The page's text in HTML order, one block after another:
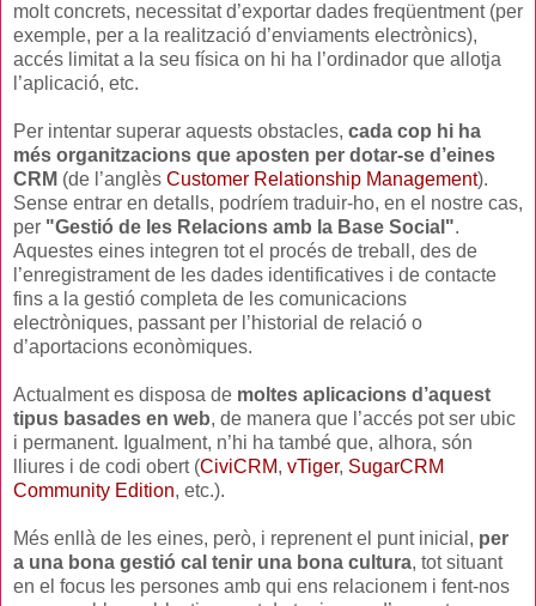
molt concrets, necessitat d’exportar dades freqüentment (per
exemple, per a la realització d’enviaments electrònics),
accés limitat a la seu física on hi ha l’ordinador que allotja
l’aplicació, etc.
Per intentar superar aquests obstacles, cada cop hi ha
més organitzacions que aposten per dotar-se d’eines
CRM (de l’anglès Customer Relationship Management).
Sense entrar en detalls, podríem traduir-ho, en el nostre cas,
per "Gestió de les Relacions amb la Base Social".
Aquestes eines integren tot el procés de treball, des de
l’enregistrament de les dades identificatives i de contacte
fins a la gestió completa de les comunicacions
electròniques, passant per l’historial de relació o
d’aportacions econòmiques.
Actualment es disposa de moltes aplicacions d’aquest
tipus basades en web, de manera que l’accés pot ser ubic
i permanent. Igualment, n’hi ha també que, alhora, són
lliures i de codi obert (CiviCRM, vTiger, SugarCRM
Community Edition, etc.).
Més enllà de les eines, però, i reprenent el punt inicial, per
a una bona gestió cal tenir una bona cultura, tot situant
en el focus les persones amb qui ens relacionem i fent-nos